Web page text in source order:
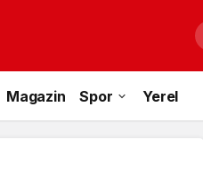
Magazin Spor Yerel